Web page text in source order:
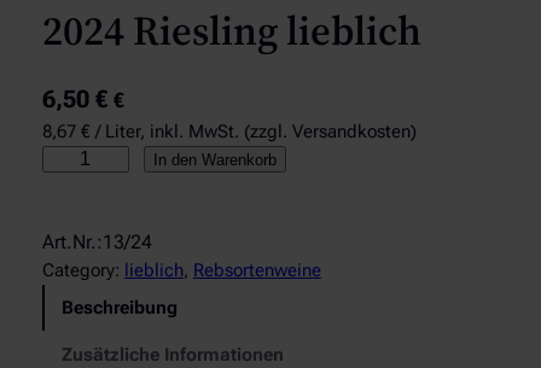
2024 Riesling lieblich
6,50 € €
8,67 € / Liter, inkl. MwSt. (zzgl. Versandkosten)
4
R
In den Warenkorb
Category: lieblich, Rebsortenweine
Beschreibung
Zusätzliche Informationen